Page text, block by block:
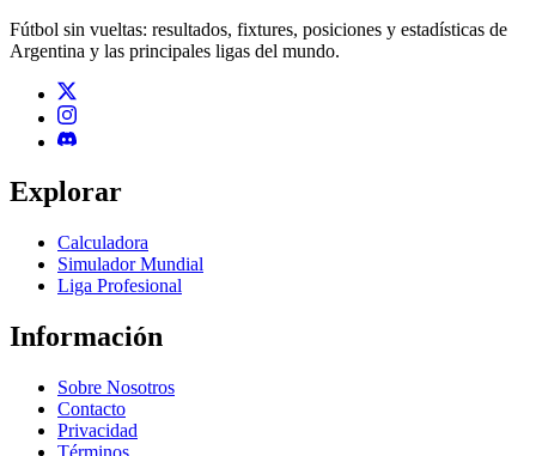
Fútbol sin vueltas: resultados, fixtures, posiciones y estadísticas de
Argentina y las principales ligas del mundo.
Explorar
Calculadora
Simulador Mundial
Liga Profesional
Información
Sobre Nosotros
Contacto
Privacidad